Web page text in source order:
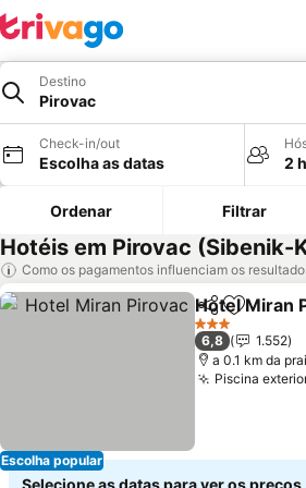
Destino
Pirovac
Check-in/out
Escolha as datas 2
Ordenar Filtrar
Hotéis em Pirovac (Sibenik-
Como os pagamentos influenciam os
Escolha popular
Partilhar
Hotel Miran
3 Estrelas
6,8
1.552
a 0.1 km da
Piscina
Selecione as datas para ver os preços